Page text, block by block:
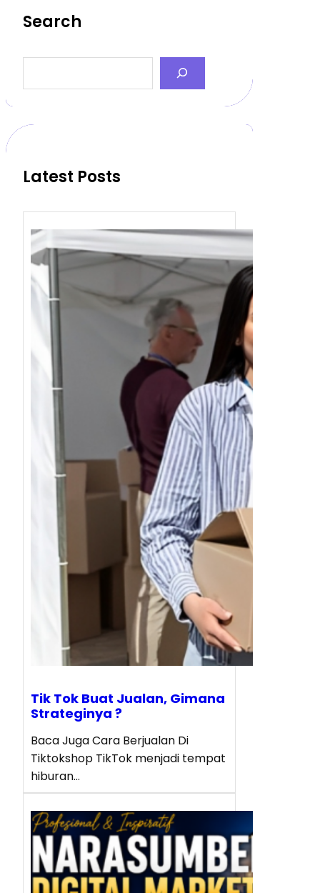
Search
a
c
Latest Posts
Tik Tok Buat Jualan, Gimana
Strateginya ?
Baca Juga Cara Berjualan Di
Tiktokshop TikTok menjadi tempat
hiburan…